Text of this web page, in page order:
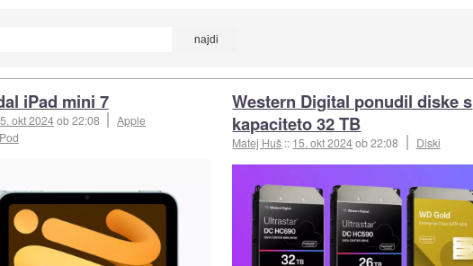
iPad mini 7
okt 2024ob 22:08
Apple
Western Digital ponudil diske s
kapaciteto 32 TB
Matej Huš :: 15. okt 2024ob 22:08 Diski